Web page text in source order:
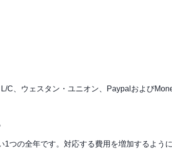
C、ウェスタン・ユニオン、Paypalおよび
つの全年です。対応する費用を増加するよう